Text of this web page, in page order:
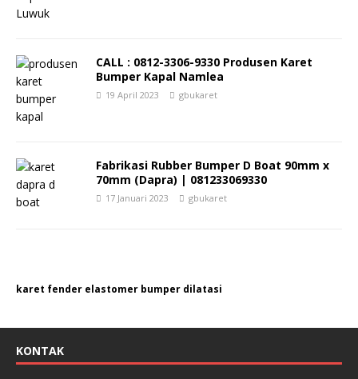
CALL : 0812-3306-9330 Produsen Karet
Bumper Kapal Namlea
19 April 2023 gbukaret
Fabrikasi Rubber Bumper D Boat 90mm x
70mm (Dapra) | 081233069330
17 Januari 2023 gbukaret
karet fender elastomer bumper dilatasi
KONTAK